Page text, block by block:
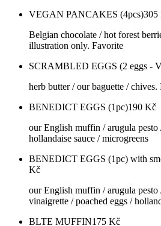
VEGAN PANCAKES (4pcs)305
Belgian chocolate / hot forest
illustration only. Favorite
SCRAMBLED EGGS (2 eggs -
herb butter / our baguette / chives.
BENEDICT EGGS (1pc)190 Kč
our English muffin / arugula pesto
hollandaise sauce / microgreens
BENEDICT EGGS (1pc) with
Kč
our English muffin / arugula
vinaigrette / poached eggs /
BLTE MUFFIN175 Kč